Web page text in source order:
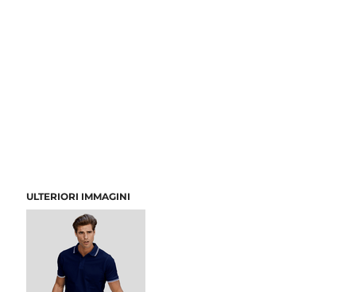
ULTERIORI IMMAGINI